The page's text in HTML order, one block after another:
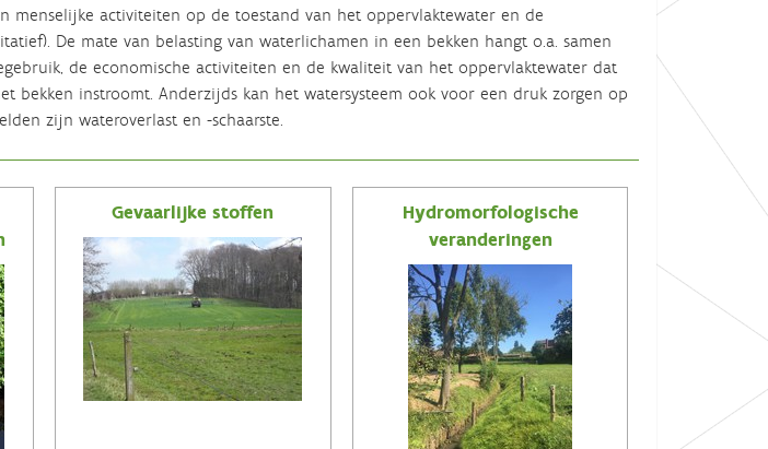
menselijke activiteiten op de toestand van het oppervlaktewater en de
De mate van belasting van waterlichamen in een bekken hangt o.a. samen
de economische activiteiten en de kwaliteit van het oppervlaktewater dat
bekken instroomt. Anderzijds kan het watersysteem ook voor een druk zorgen op
zijn wateroverlast en -schaarste.
Gevaarlijke stoffen
Hydromorfologische
veranderingen